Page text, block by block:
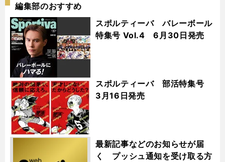
編集部のおすすめ
スポルティーバ バレーボール
特集号 Vol.4 6月30日発売
スポルティーバ 部活特集号
3月16日発売
最新記事などのお知らせが届
く プッシュ通知を受け取る方